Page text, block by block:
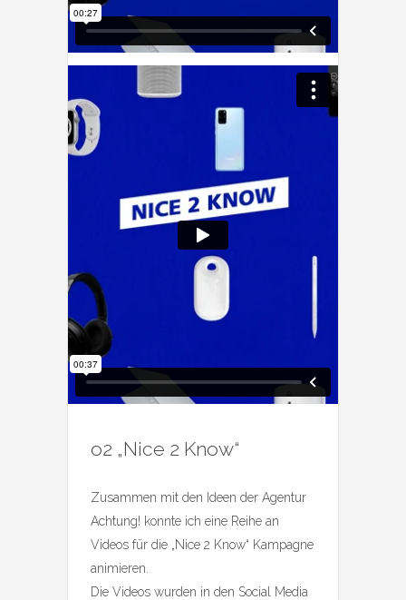
o2 „Nice 2 Know“
Zusammen mit den Ideen der Agentur
Achtung! konnte ich eine Reihe an
Videos für die „Nice 2 Know“ Kampagne
animieren.
Die Videos wurden in den Social Media